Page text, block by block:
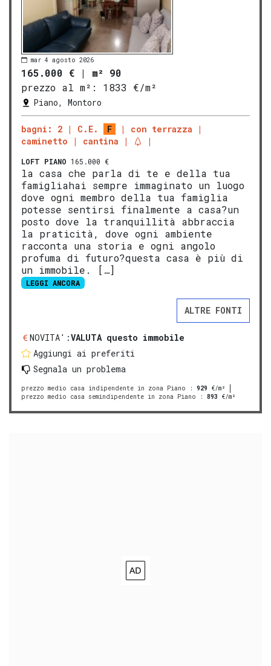
mar 4 agosto 2026
165.000 € | m² 90
prezzo al m²:
1833 €/m²
Piano, Montoro
bagni: 2 C.E. F
con terrazza
caminetto
cantina
LOFT PIANO 165.000 €
la casa che parla di te e della tua
famigliahai sempre immaginato un luogo
dove ogni membro della tua famiglia
potesse sentirsi finalmente a casa?un
posto dove la tranquillità abbraccia
la praticità, dove ogni ambiente
racconta una storia e ogni angolo
profuma di futuro?questa casa è più di
un immobile. […]
LEGGI ANCORA
ALTRE FONTI
NOVITA':VALUTA questo immobile
Aggiungi ai preferiti
Segnala un problema
prezzo medio casa indipendente in zona Piano : 929 €/m²
prezzo medio casa semindipendente in zona Piano : 893 €/m²